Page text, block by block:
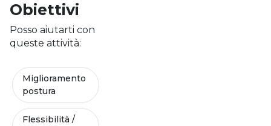
Obiettivi
Posso aiutarti con
queste attività:
Miglioramento
postura
Flessibilità /